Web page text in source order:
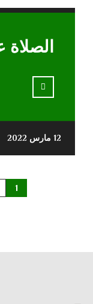
12 مارس 2022
1